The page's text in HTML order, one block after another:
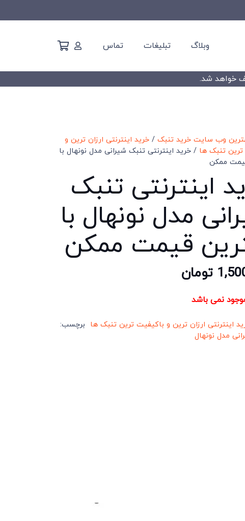
وبلاگ تبلیغات تماس
وب سایت خرید تنبک/ خرید اینترنتی ارزان ترین و
تنبک ها / خرید اینترنتی تنبک شیرانی مدل نونهال با
ممکن
اینترنتی تنبک
مدل نونهال با
قیمت ممکن
تومان
موجود نمی باشد
اینترنتی ارزان ترین و باکیفیت ترین تنبک ها برچسب:
مدل نونهال